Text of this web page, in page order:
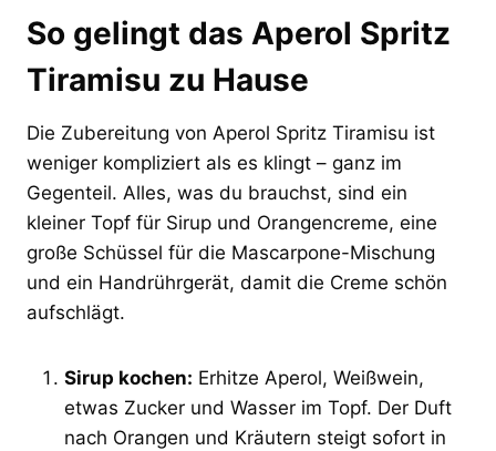
So gelingt das Aperol Spritz
Tiramisu zu Hause
Die Zubereitung von Aperol Spritz Tiramisu ist
weniger kompliziert als es klingt – ganz im
Gegenteil. Alles, was du brauchst, sind ein
kleiner Topf für Sirup und Orangencreme, eine
große Schüssel für die Mascarpone-Mischung
und ein Handrührgerät, damit die Creme schön
aufschlägt.
Sirup kochen: Erhitze Aperol, Weißwein,
etwas Zucker und Wasser im Topf. Der Duft
nach Orangen und Kräutern steigt sofort in